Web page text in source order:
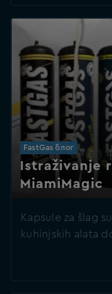
FastGas блог
Istraživanje
MiamiMagic
Kapsule za šlag
kuhinjskih alata